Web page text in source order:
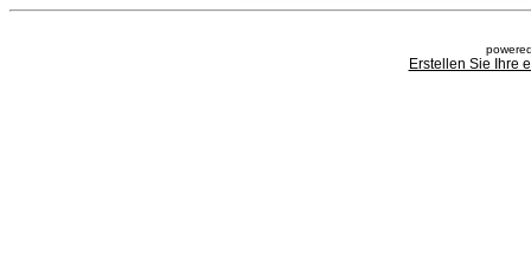
Erstellen Sie Ihre